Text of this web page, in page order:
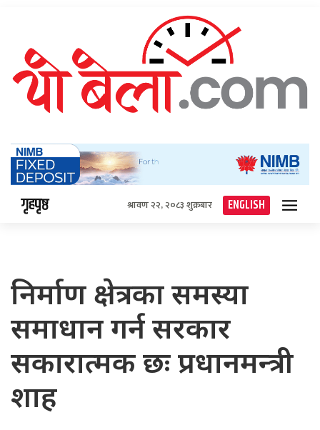
गृहपृष्ठ श्रावण २२, २०८३ शुक्रबार ENGLISH
निर्माण क्षेत्रका समस्या
समाधान गर्न सरकार
सकारात्मक छः प्रधानमन्त्री
शाह